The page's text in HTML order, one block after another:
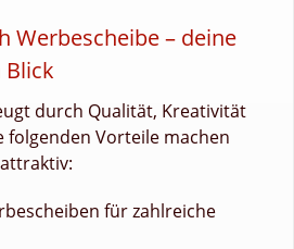
Werbescheibe – deine
durch Qualität, Kreativität
folgenden Vorteile machen
für zahlreiche